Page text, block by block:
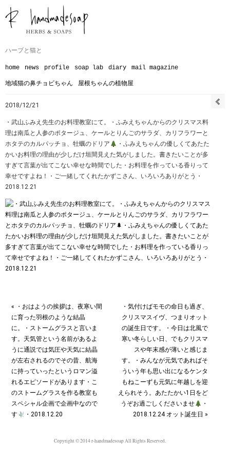
ハーブと猫と
home news profile soap lab diary mail magazine
地域猫の鼻チョビちゃん 屋根ちゃんの植物屋
2018/12/21
・武山ふみえ先生のお料理教室にて。・ふみえちゃんからのクリスマス料
理は南瓜と人参のポタージュ、ケールとりんごのサラダ、カリフラワーと
ホタテのカルパッチョ、牡蠣のドリア
・ふみえちゃんの優しくてあたた
かいお料理の理由が少しだけ垣間見えた気がしました。書きたいことが多
すぎて言葉が出てこない幸せな時間でした︎・お料理を作っている香りって
幸せですよね！・ご一緒してくれたかずこさん、いろいろありがとう︎・
2018.12.21
« ・おはようの挨拶は、夜寒い間
に育った羽根のような結晶
に。・ストームグラスと言いま
す。天気管という名前があるよ
うに通説では気圧や天気に結晶
が左右されるのでその昔、航海
に持っていったというロマン溢
れるエピソードがあります︎・こ
のストームグラスを作る教室も
スペシャル企画で企画中なので
す
・2018.12.20
・気付けばモモの命日も過ぎ、
クリスマスイヴ、つまりオット
の誕生日です。・今日は北風で
寒い冬らしい日、でもクリスマ
スや年末感が薄いと感じま
す。・みんなが元気であればそ
ういう年も思い出になる︎ケンタ
もねこーずも元気に年越しを迎
えられそう。あたたかい1日をど
うぞお過ごしくださいませ
・
2018.12.24 オット誕生日 »
Copyright © 2014 r-handmadesoap All Rights Reserved.